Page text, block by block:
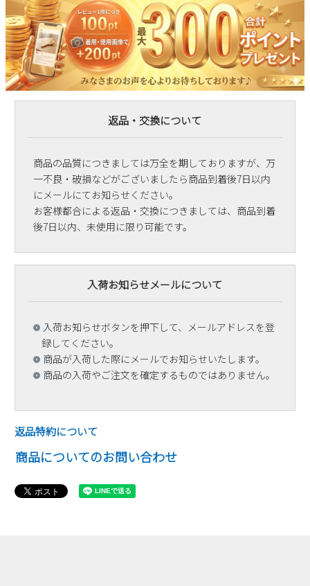
返品・交換について
商品の品質につきましては万全を期しておりますが、万
一不良・破損などがございましたら商品到着後7日以内
にメールにてお知らせください。
お客様都合による返品・交換につきましては、商品到着
後7日以内、未使用に限り可能です。
入荷お知らせメールについて
入荷お知らせボタンを押下して、メールアドレスを登
録してください。
商品が入荷した際にメールでお知らせいたします。
商品の入荷やご注文を確定するものではありません。
返品特約について
商品についてのお問い合わせ